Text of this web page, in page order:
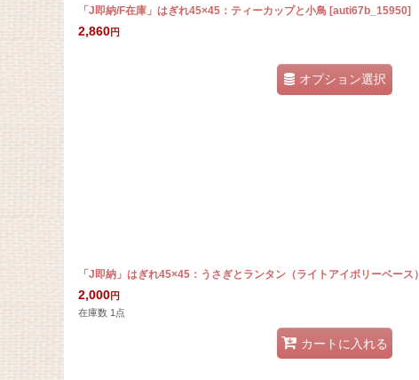
「J即納/F在庫」はぎれ45×45：ティーカップと小鳥 [auti67b_15950]
2,860円
オプション選択
「J即納」はぎれ45×45：うさぎとランタン（ライトアイボリーベース）
2,000円
在庫数 1点
カートに入れる